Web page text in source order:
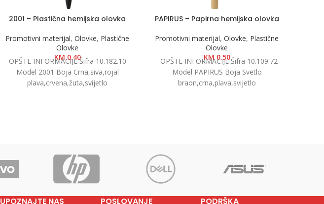
2001 – Plastična hemijska olovka
Promotivni materijal, Olovke, Plastične
Olovke
KM0.40
OPŠTE INFORMACIJE Šifra 10.182.10
Model 2001 Boja Crna,siva,rojal
plava,crvena,žuta,svijetlo
PAPIRUS – Papirna hemijska olovka
Promotivni materijal, Olovke, Plastične
Olovke
KM0.50
OPŠTE INFORMACIJE Šifra 10.109.72
Model PAPIRUS Boja Svetlo
braon,crna,plava,svijetlo
UPOZNAJTE NAS POSLOVANJE PODRŠKA